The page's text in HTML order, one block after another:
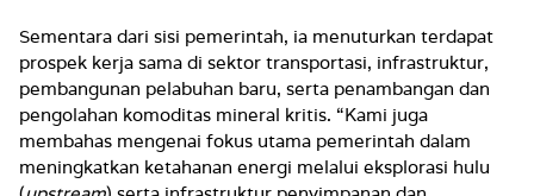
Sementara dari sisi pemerintah, ia menuturkan terdapat
prospek kerja sama di sektor transportasi, infrastruktur,
pembangunan pelabuhan baru, serta penambangan dan
pengolahan komoditas mineral kritis. “Kami juga
membahas mengenai fokus utama pemerintah dalam
meningkatkan ketahanan energi melalui eksplorasi hulu